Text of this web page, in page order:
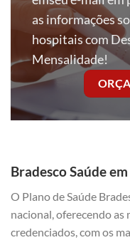
as informações
hospitais com
Mensalidade!
Bradesco Saúde
O Plano de Saúde
nacional, oferecendo
credenciados, com os